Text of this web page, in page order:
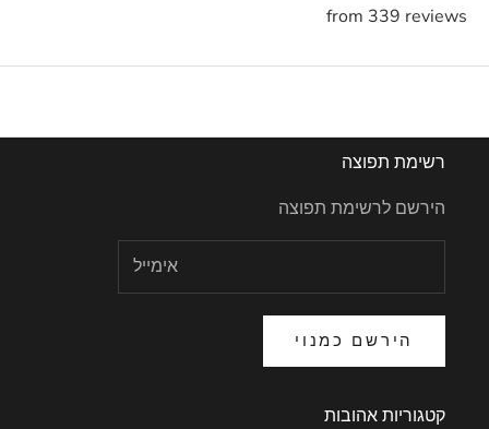
from 339 reviews
רשימת תפוצה
הירשם לרשימת תפוצה
הירשם כמנוי
קטגוריות אהובות